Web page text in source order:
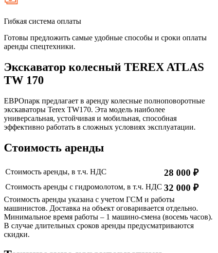
Гибкая система оплаты
Готовы предложить самые удобные способы и сроки оплаты
аренды спецтехники.
Экскаватор колесный TEREX ATLAS
TW 170
ЕВРОпарк предлагает в аренду колесные полноповоротные
экскаваторы Terex TW170. Эта модель наиболее
универсальная, устойчивая и мобильная, способная
эффективно работать в сложных условиях эксплуатации.
Стоимость аренды
Стоимость аренды, в т.ч. НДС 28 000 ₽
Стоимость аренды с гидромолотом, в т.ч. НДС 32 000 ₽
Стоимость аренды указана с учетом ГСМ и работы
машинистов. Доставка на объект оговаривается отдельно.
Минимальное время работы – 1 машино-смена (восемь часов).
В случае длительных сроков аренды предусматриваются
скидки.